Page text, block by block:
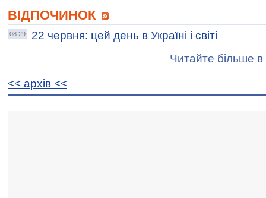
ВІДПОЧИНОК
08:29
22 червня: цей день в Україні і світі
Читайте більше в
<< архiв <<